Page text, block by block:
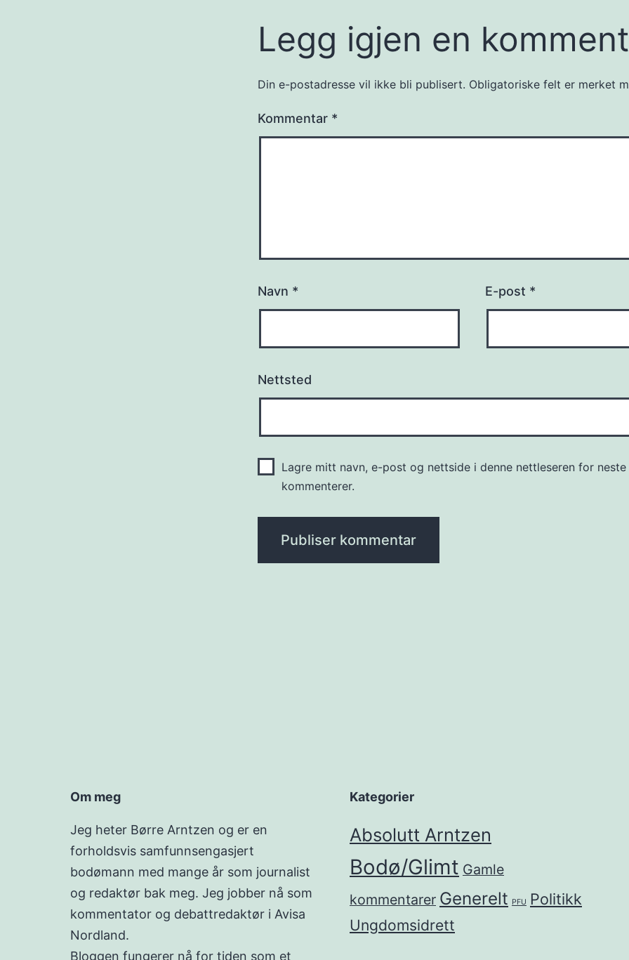
Legg igjen en
Din e-postadresse vil ikke bli publisert. Obligatoriske felt er merket
Kommentar *
Navn * E-post *
Nettsted
Lagre mitt navn, e-post og nettside i denne nettleseren for neste
kommenterer.
Om meg
Jeg heter Børre Arntzen og er en
forholdsvis samfunnsengasjert
bodømann med mange år som journalist
og redaktør bak meg. Jeg jobber nå som
kommentator og debattredaktør i Avisa
Nordland.
Bloggen fungerer nå for tiden som et
Kategorier
Absolutt Arntzen
Bodø/Glimt Gamle
kommentarer Generelt PFU Politikk
Ungdomsidrett